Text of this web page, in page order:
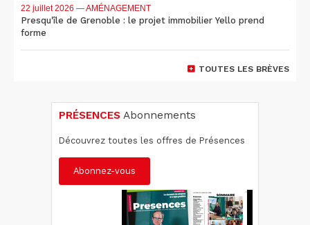
22 juillet 2026 — AMÉNAGEMENT
Presqu'île de Grenoble : le projet immobilier Yello prend
forme
TOUTES LES BRÈVES
PRÉSENCES Abonnements
Découvrez toutes les offres de Présences
Abonnez-vous